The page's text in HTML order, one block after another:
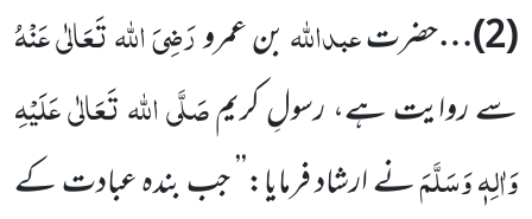
(
2
)…حضرتعبداللہبن عمرورَضِیَ اللہ تَعَالٰی عَنْہُ
سے روایت ہے، رسولِ کریمصَلَّی اللہ تَعَالٰی عَلَیْہِ
وَاٰلِہٖ وَسَلَّمَنے ارشاد فرمایا:’’ جب بندہ عبادت کے